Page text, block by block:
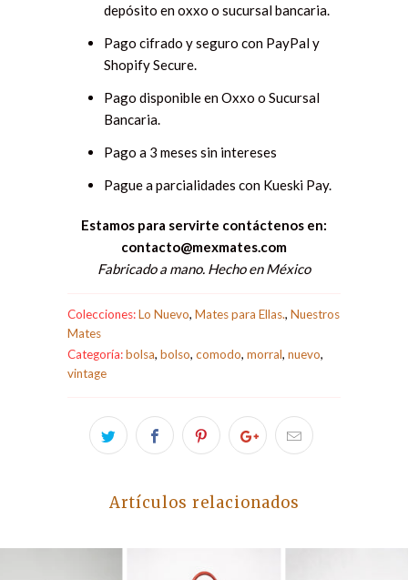
depósito en oxxo o sucursal bancaria.
Pago cifrado y seguro con PayPal y
Shopify Secure.
Pago disponible en Oxxo o Sucursal
Bancaria.
Pago a 3 meses sin intereses
Pague a parcialidades con Kueski Pay.
Estamos para servirte contáctenos en:
contacto@mexmates.com
Fabricado a mano. Hecho en México
Colecciones:Lo Nuevo, Mates para Ellas., Nuestros
Mates
Categoría:bolsa, bolso, comodo, morral, nuevo,
vintage
Artículos relacionados